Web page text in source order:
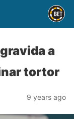
a
tortor
9 years ago